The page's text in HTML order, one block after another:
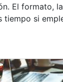
El formato,
tiempo si